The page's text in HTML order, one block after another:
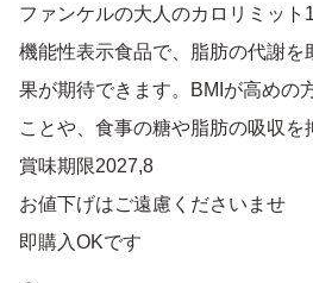
ファンケルの大人のカロリミット
機能性表示食品で、脂肪の代謝を
果が期待できます。BMIが高めの
ことや、食事の糖や脂肪の吸収を
賞味期限2027,8
お値下げはご遠慮くださいませ
即購入OKです